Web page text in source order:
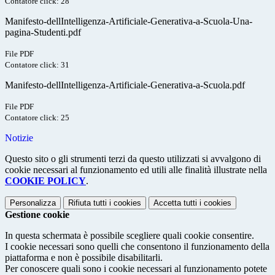
Manifesto-dellIntelligenza-Artificiale-Generativa-a-Scuola-Una-
pagina-Studenti.pdf
File PDF
Contatore click: 31
Manifesto-dellIntelligenza-Artificiale-Generativa-a-Scuola.pdf
File PDF
Contatore click: 25
Notizie
Questo sito o gli strumenti terzi da questo utilizzati si avvalgono di
cookie necessari al funzionamento ed utili alle finalità illustrate nella
COOKIE POLICY.
Personalizza Rifiuta tutti i cookies Accetta tutti i cookies
Gestione cookie
In questa schermata è possibile scegliere quali cookie consentire.
I cookie necessari sono quelli che consentono il funzionamento della
piattaforma e non è possibile disabilitarli.
Per conoscere quali sono i cookie necessari al funzionamento potete